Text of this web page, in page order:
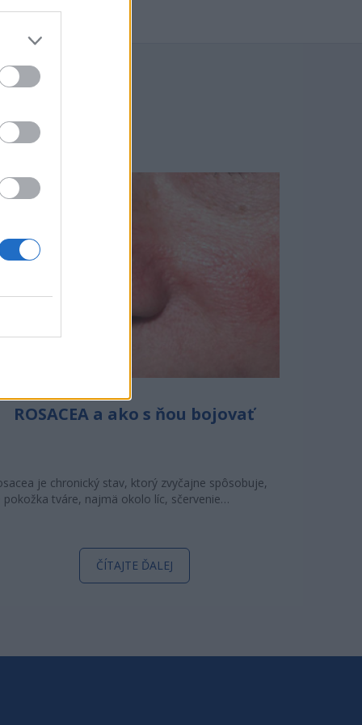
ROSACEA a ako s ňou bojovať
je chronický stav, ktorý zvyčajne spôsobuje,
pokožka tváre, najmä okolo líc, sčervenie…
ČÍTAJTE ĎALEJ